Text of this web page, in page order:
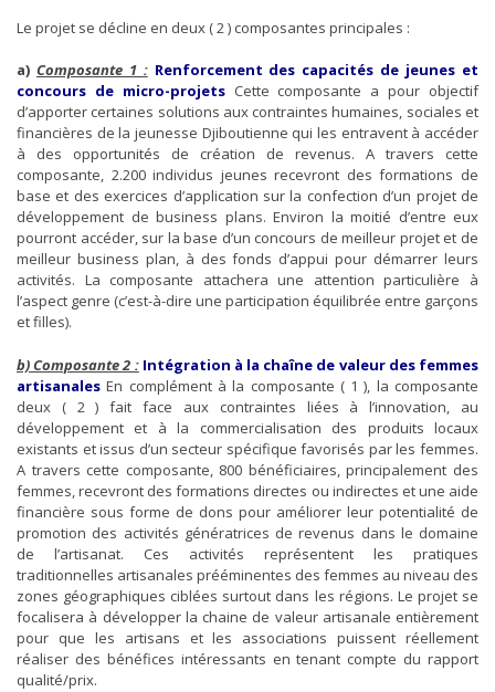
ACTUALITÉS ACTUALITÉS PROPEJA
SEMAINE NATIONALE DE L’ACTION SOCIALE
TADJOURAH: PROPEJA
ACTUALITÉS ACTUALITÉS PROPEJA
PROPEJA À ARTA : 54 BÉNÉFICIAIRES RETENUS
POUR LE FINANCEMENT DE LEURS PROJETS
ACTUALITÉS ACTUALITÉS PROPEJA
PROPEJA : 31 PROJETS FINANCÉS DANS LA
Le projet se décline en deux ( 2 ) composantes principales :
a) Composante 1 : Renforcement des capacités de jeunes et
concours de micro-projetsCette composante a pour objectif
d’apporter certaines solutions aux contraintes humaines, sociales et
financières de la jeunesse Djiboutienne qui les entravent à accéder
à des opportunités de création de revenus. A travers cette
composante, 2.200 individus jeunes recevront des formations de
base et des exercices d’application sur la confection d’un projet de
développement de business plans. Environ la moitié d’entre eux
pourront accéder, sur la base d’un concours de meilleur projet et de
meilleur business plan, à des fonds d’appui pour démarrer leurs
activités. La composante attachera une attention particulière à
l’aspect genre (c’est-à-dire une participation équilibrée entre garçons
et filles).
b)Composante 2 : Intégration à la chaîne de valeur des femmes
artisanales En complément à la composante ( 1 ), la composante
deux ( 2 ) fait face aux contraintes liées à l’innovation, au
développement et à la commercialisation des produits locaux
existants et issus d’un secteur spécifique favorisés par les femmes.
A travers cette composante, 800 bénéficiaires, principalement des
femmes, recevront des formations directes ou indirectes et une aide
financière sous forme de dons pour améliorer leur potentialité de
promotion des activités génératrices de revenus dans le domaine
de l’artisanat. Ces activités représentent les pratiques
traditionnelles artisanales prééminentes des femmes au niveau des
zones géographiques ciblées surtout dans les régions. Le projet se
focalisera à développer la chaine de valeur artisanale entièrement
pour que les artisans et les associations puissent réellement
réaliser des bénéfices intéressants en tenant compte du rapport
qualité/prix.